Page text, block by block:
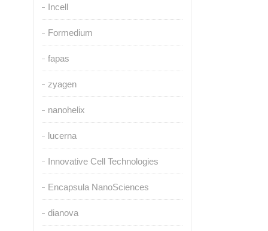
Incell
Formedium
fapas
zyagen
nanohelix
lucerna
Innovative Cell Technologies
Encapsula NanoSciences
dianova